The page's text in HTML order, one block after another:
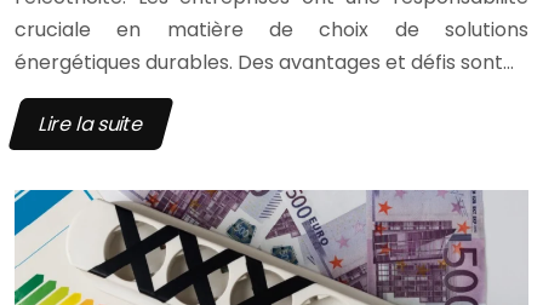
cruciale en matière de choix de solutions
énergétiques durables. Des avantages et défis sont…
Lire la suite